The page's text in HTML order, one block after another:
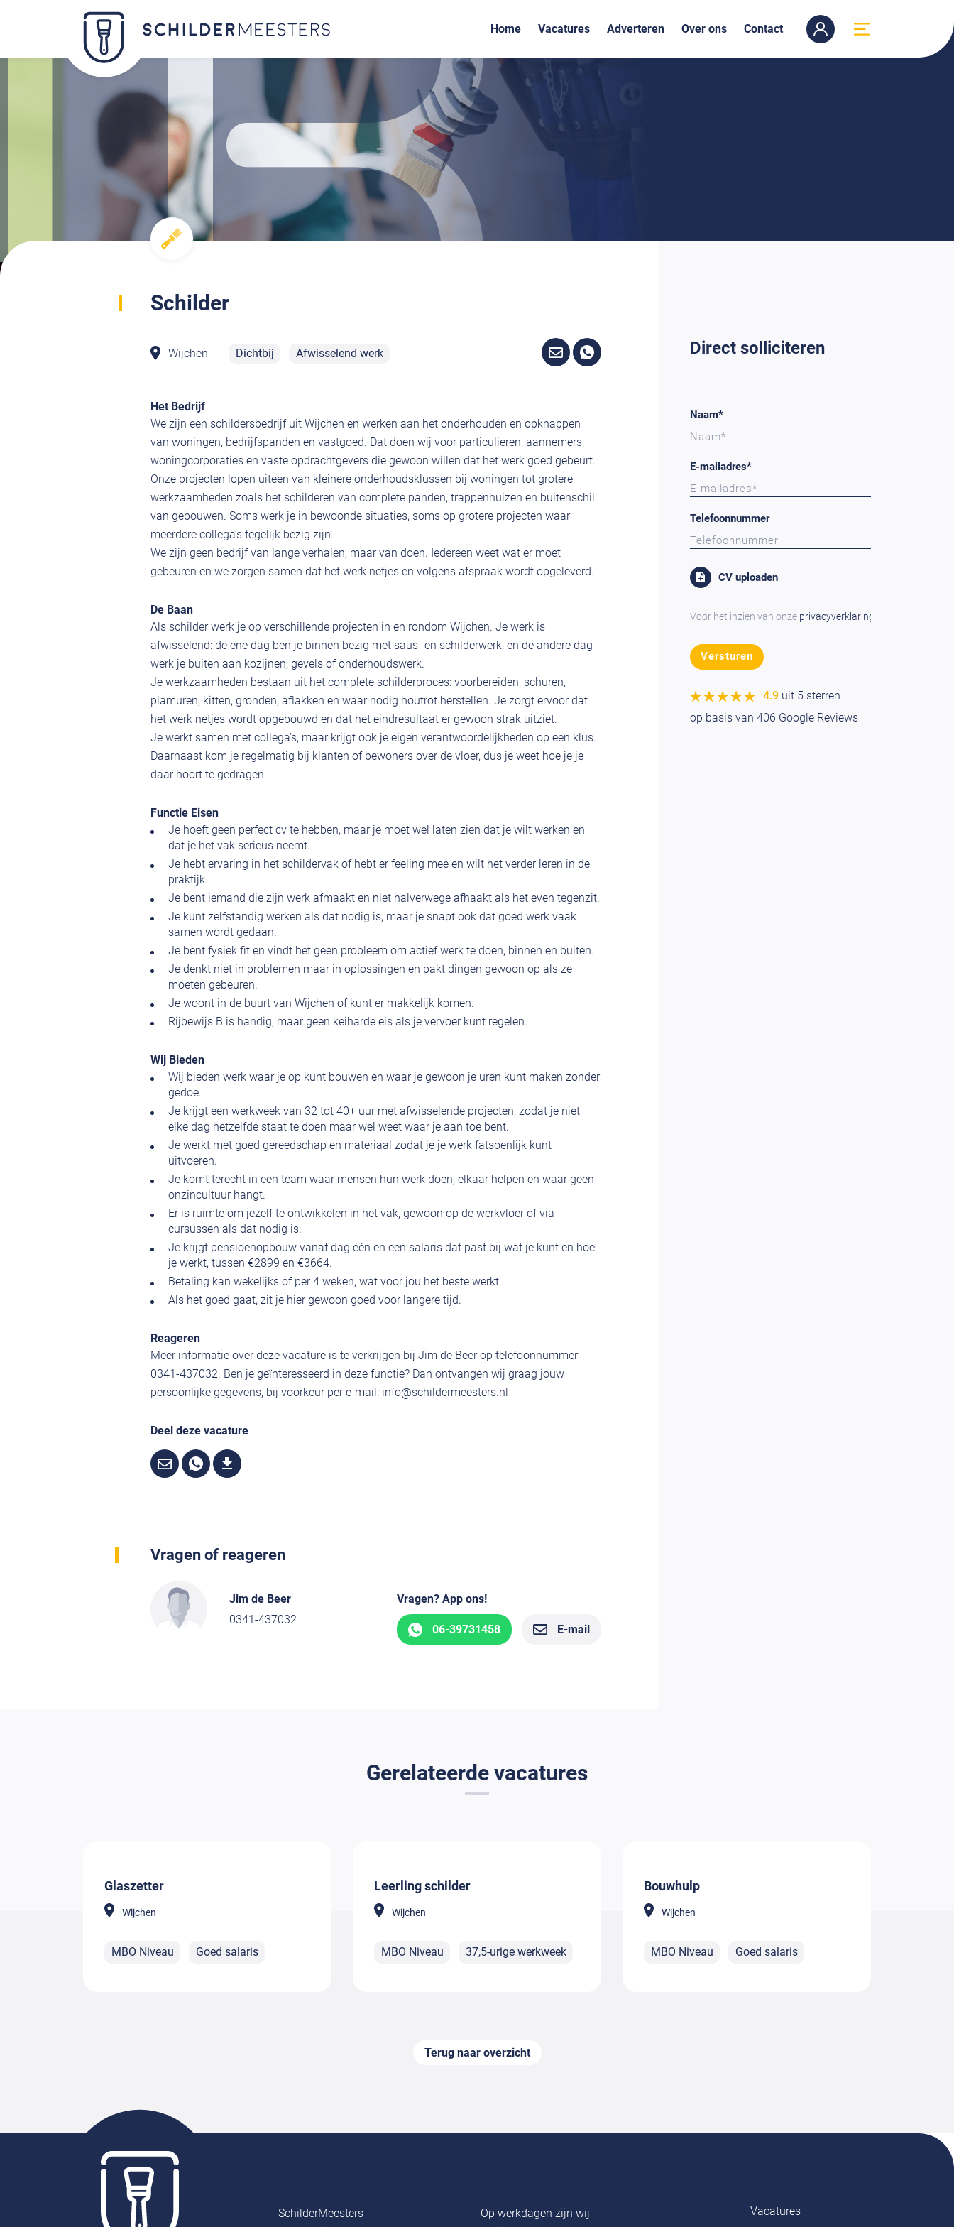
Home Vacatures Adverteren Over ons Contact
Schilder
Wijchen Dichtbij Afwisselend werk
Het Bedrijf
We zijn een schildersbedrijf uit Wijchen en werken aan het onderhouden en opknappen
van woningen, bedrijfspanden en vastgoed. Dat doen wij voor particulieren, aannemers,
woningcorporaties en vaste opdrachtgevers die gewoon willen dat het werk goed gebeurt.
Onze projecten lopen uiteen van kleinere onderhoudsklussen bij woningen tot grotere
werkzaamheden zoals het schilderen van complete panden, trappenhuizen en buitenschil
van gebouwen. Soms werk je in bewoonde situaties, soms op grotere projecten waar
meerdere collega’s tegelijk bezig zijn.
We zijn geen bedrijf van lange verhalen, maar van doen. Iedereen weet wat er moet
gebeuren en we zorgen samen dat het werk netjes en volgens afspraak wordt opgeleverd.
De Baan
Als schilder werk je op verschillende projecten in en rondom Wijchen. Je werk is
afwisselend: de ene dag ben je binnen bezig met saus- en schilderwerk, en de andere dag
werk je buiten aan kozijnen, gevels of onderhoudswerk.
Je werkzaamheden bestaan uit het complete schilderproces: voorbereiden, schuren,
plamuren, kitten, gronden, aflakken en waar nodig houtrot herstellen. Je zorgt ervoor dat
het werk netjes wordt opgebouwd en dat het eindresultaat er gewoon strak uitziet.
Je werkt samen met collega’s, maar krijgt ook je eigen verantwoordelijkheden op een klus.
Daarnaast kom je regelmatig bij klanten of bewoners over de vloer, dus je weet hoe je je
daar hoort te gedragen.
Functie Eisen
Je hoeft geen perfect cv te hebben, maar je moet wel laten zien dat je wilt werken en
dat je het vak serieus neemt.
Je hebt ervaring in het schildervak of hebt er feeling mee en wilt het verder leren in de
praktijk.
Je bent iemand die zijn werk afmaakt en niet halverwege afhaakt als het even tegenzit.
Je kunt zelfstandig werken als dat nodig is, maar je snapt ook dat goed werk vaak
samen wordt gedaan.
Je bent fysiek fit en vindt het geen probleem om actief werk te doen, binnen en buiten.
Je denkt niet in problemen maar in oplossingen en pakt dingen gewoon op als ze
moeten gebeuren.
Je woont in de buurt van Wijchen of kunt er makkelijk komen.
Rijbewijs B is handig, maar geen keiharde eis als je vervoer kunt regelen.
Wij Bieden
Wij bieden werk waar je op kunt bouwen en waar je gewoon je uren kunt maken zonder
gedoe.
Je krijgt een werkweek van 32 tot 40+ uur met afwisselende projecten, zodat je niet
elke dag hetzelfde staat te doen maar wel weet waar je aan toe bent.
Je werkt met goed gereedschap en materiaal zodat je je werk fatsoenlijk kunt
uitvoeren.
Je komt terecht in een team waar mensen hun werk doen, elkaar helpen en waar geen
onzincultuur hangt.
Er is ruimte om jezelf te ontwikkelen in het vak, gewoon op de werkvloer of via
cursussen als dat nodig is.
Je krijgt pensioenopbouw vanaf dag één en een salaris dat past bij wat je kunt en hoe
je werkt, tussen €2899 en €3664.
Betaling kan wekelijks of per 4 weken, wat voor jou het beste werkt.
Als het goed gaat, zit je hier gewoon goed voor langere tijd.
Reageren
Meer informatie over deze vacature is te verkrijgen bij Jim de Beer op telefoonnummer
0341-437032. Ben je geïnteresseerd in deze functie? Dan ontvangen wij graag jouw
persoonlijke gegevens, bij voorkeur per e-mail: info@schildermeesters.nl
Deel deze vacature
Vragen of reageren
Jim de Beer
0341-437032
Vragen? App ons!
06-39731458 E-mail
Direct solliciteren
Naam*
E-mailadres*
Telefoonnummer
CV uploaden
Voor het inzien van onze privacyverklaring
★★★★★
★★★★★ 4.9 uit 5 sterren
op basis van 406 Google Reviews
Gerelateerde vacatures
Glaszetter
Wijchen
MBO Niveau Goed salaris
Leerling schilder
Wijchen
MBO Niveau 37,5-urige werkweek
Bouwhulp
Wijchen
MBO Niveau Goed salaris
Terug naar overzicht
SchilderMeesters
Op werkdagen zijn wij
Vacatures